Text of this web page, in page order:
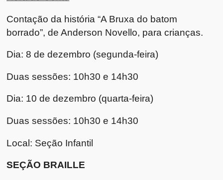
Contação da história “A Bruxa do batom
borrado”, de Anderson Novello, para crianças.
Dia: 8 de dezembro (segunda-feira)
Duas sessões: 10h30 e 14h30
Dia: 10 de dezembro (quarta-feira)
Duas sessões: 10h30 e 14h30
Local: Seção Infantil
SEÇÃO BRAILLE